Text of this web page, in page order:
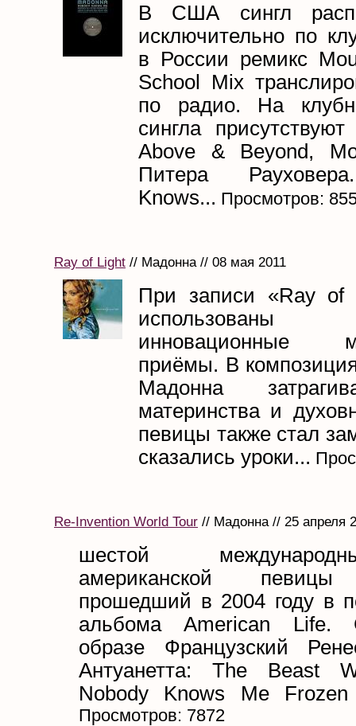
В США сингл
исключительно по
в России ремикс
School Mix
по радио. На
сингла
Above & Beyond,
Питера
Knows... Просмотров:
Ray of Light // Мадонна // 08 мая 2011
При записи «Ray of
инновационные
приёмы. В
Мадонна
материнства и
певицы также стал
сказались уроки...
Re-Invention World Tour // Мадонна // 25 апреля
шестой
американской
прошедший в 2004 году в
альбома American Life.
образе Французский
Антуанетта: The Beast
Nobody Knows Me
Просмотров: 7872